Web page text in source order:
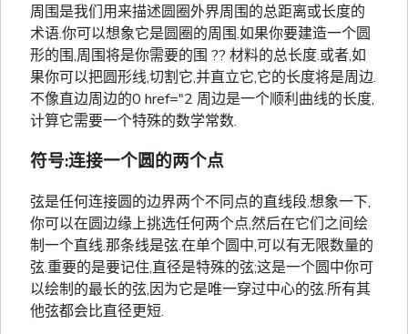
周围是我们用来描述圆圈外界周围的总距离或长度的
术语.你可以想象它是圆圈的周围.如果你要建造一个圆
形的围,周围将是你需要的围 ?? 材料的总长度.或者,如
果你可以把圆形线,切割它,并直立它,它的长度将是周边.
不像直边周边的0 href="2 周边是一个顺利曲线的长度,
计算它需要一个特殊的数学常数.
符号:连接一个圆的两个点
弦是任何连接圆的边界两个不同点的直线段.想象一下,
你可以在圆边缘上挑选任何两个点,然后在它们之间绘
制一个直线.那条线是弦.在单个圆中,可以有无限数量的
弦.重要的是要记住,直径是特殊的弦;这是一个圆中你可
以绘制的最长的弦,因为它是唯一穿过中心的弦.所有其
他弦都会比直径更短.